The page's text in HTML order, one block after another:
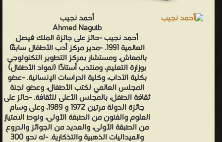
أحمد نجيب
Ahmed Naguib
أحمد نجيب -حائز على جائزة الملك فيصل
العالمية 1991. -مدير مركز أدب الأطفال سابقًا
بالمعاش. ومستشار بمركز التطوير التكنولوجي
بوزارة التعليم، ومنتدب أستاذًا (لمواد الأطفال)
بكلية الآداب، وكلية الدراسات الإنسانية. -عضو
المجلس العالمي لكتب الأطفال، وعضو لجنة
ثقافة الطفل، بالمجلس الأعلى للثقافة. -حائز على
جائزة الدولة مرتين 1972 و 1989، وعلى وسام
العلوم والفنون من الطبقة الأولى، ونوط الامتياز
من الطبقة الأولى، والعديد من الجوائز والدروع
والميداليات الذهبية والتذكارية. -له نحو 300